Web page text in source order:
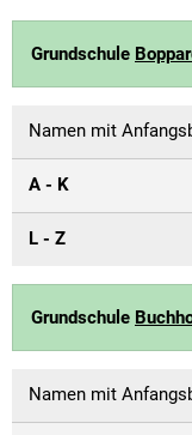
Grundschule
Namen mit
A - K
L - Z
Grundschule
Namen mit